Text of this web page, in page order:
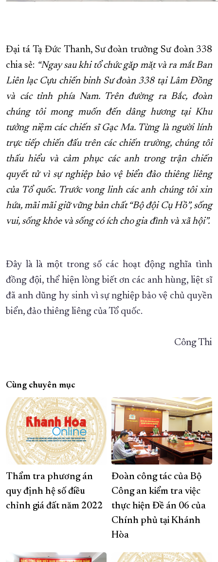
Đại tá Tạ Đức Thanh, Sư đoàn trưởng Sư đoàn 338
chia sẻ: “Ngay sau khi tổ chức gặp mặt và ra mắt Ban
Liên lạc Cựu chiến binh Sư đoàn 338 tại Lâm Đồng
và các tỉnh phía Nam. Trên đường ra Bắc, đoàn
chúng tôi mong muốn đến dâng hương tại Khu
tưởng niệm các chiến sĩ Gạc Ma. Từng là người lính
trực tiếp chiến đấu trên các chiến trường, chúng tôi
thấu hiểu và cảm phục các anh trong trận chiến
quyết tử vì sự nghiệp bảo vệ biển đảo thiêng liêng
của Tổ quốc. Trước vong linh các anh chúng tôi xin
hứa, mãi mãi giữ vững bản chất “Bộ đội Cụ Hồ”, sống
vui, sống khỏe và sống có ích cho gia đình và xã hội”.
Đây là là một trong số các hoạt động nghĩa tình
đồng đội, thể hiện lòng biết ơn các anh hùng, liệt sĩ
đã anh dũng hy sinh vì sự nghiệp bảo vệ chủ quyền
biển, đảo thiêng liêng của Tổ quốc.
Công Thi
Cùng chuyên mục
Thẩm tra phương án
quy định hệ số điều
chỉnh giá đất năm 2022
Đoàn công tác của Bộ
Công an kiểm tra việc
thực hiện Đề án 06 của
Chính phủ tại Khánh
Hòa